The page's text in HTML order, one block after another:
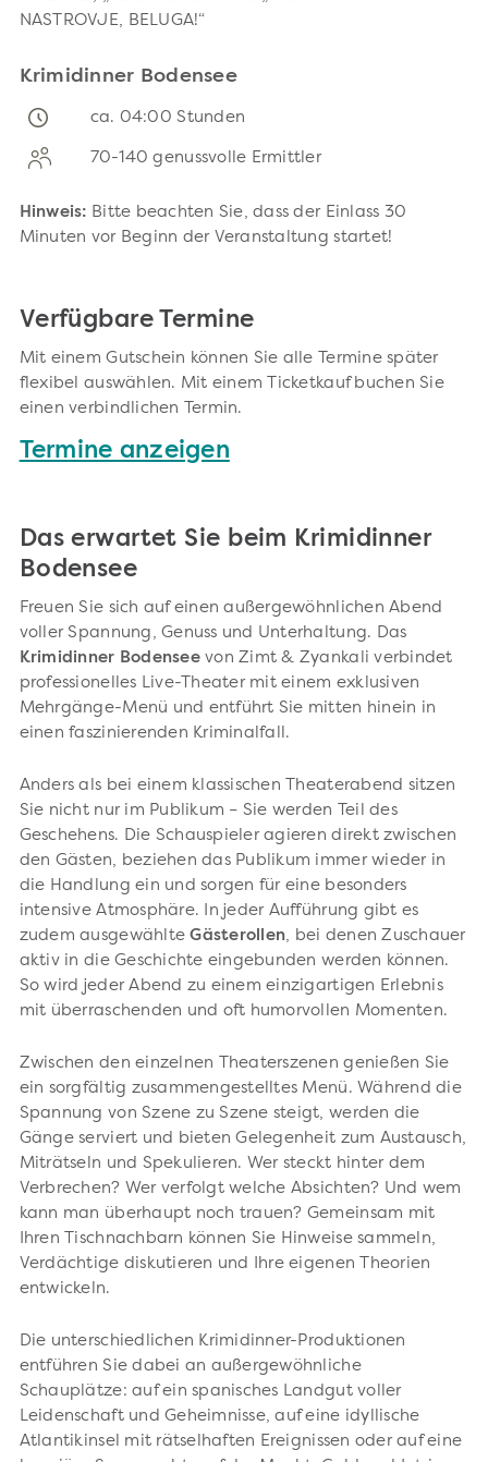
NASTROVJE, BELUGA!“
Krimidinner Bodensee
ca. 04:00 Stunden
70-140 genussvolle Ermittler
Hinweis: Bitte beachten Sie, dass der Einlass 30
Minuten vor Beginn der Veranstaltung startet!
Verfügbare Termine
Mit einem Gutschein können Sie alle Termine später
flexibel auswählen. Mit einem Ticketkauf buchen Sie
einen verbindlichen Termin.
Termine anzeigen
Das erwartet Sie beim Krimidinner
Bodensee
Freuen Sie sich auf einen außergewöhnlichen Abend
voller Spannung, Genuss und Unterhaltung. Das
Krimidinner Bodenseevon Zimt & Zyankali verbindet
professionelles Live-Theater mit einem exklusiven
Mehrgänge-Menü und entführt Sie mitten hinein in
einen faszinierenden Kriminalfall.
Anders als bei einem klassischen Theaterabend sitzen
Sie nicht nur im Publikum – Sie werden Teil des
Geschehens. Die Schauspieler agieren direkt zwischen
den Gästen, beziehen das Publikum immer wieder in
die Handlung ein und sorgen für eine besonders
intensive Atmosphäre. In jeder Aufführung gibt es
zudem ausgewählteGästerollen, bei denen Zuschauer
aktiv in die Geschichte eingebunden werden können.
So wird jeder Abend zu einem einzigartigen Erlebnis
mit überraschenden und oft humorvollen Momenten.
Zwischen den einzelnen Theaterszenen genießen Sie
ein sorgfältig zusammengestelltes Menü. Während die
Spannung von Szene zu Szene steigt, werden die
Gänge serviert und bieten Gelegenheit zum Austausch,
Miträtseln und Spekulieren. Wer steckt hinter dem
Verbrechen? Wer verfolgt welche Absichten? Und wem
kann man überhaupt noch trauen? Gemeinsam mit
Ihren Tischnachbarn können Sie Hinweise sammeln,
Verdächtige diskutieren und Ihre eigenen Theorien
entwickeln.
Die unterschiedlichen Krimidinner-Produktionen
entführen Sie dabei an außergewöhnliche
Schauplätze: auf ein spanisches Landgut voller
Leidenschaft und Geheimnisse, auf eine idyllische
Atlantikinsel mit rätselhaften Ereignissen oder auf eine